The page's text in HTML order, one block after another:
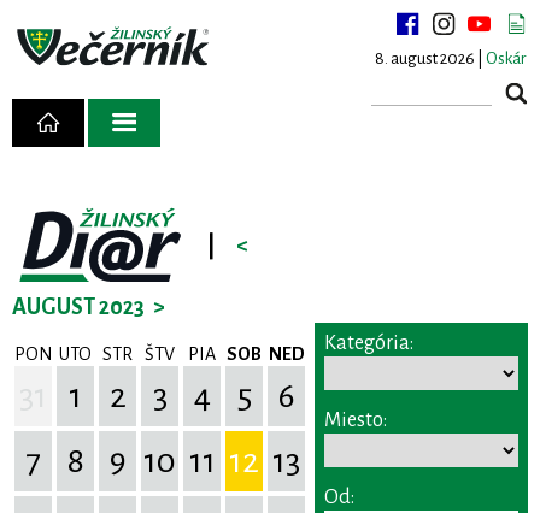
8. august 2026 | Oskár
<
AUGUST 2023 >
PON UTO STR ŠTV PIA SOB NED
1 2 3 4 5
6
7
8 9 10 11 12 13
Kategória:
Miesto:
Od: